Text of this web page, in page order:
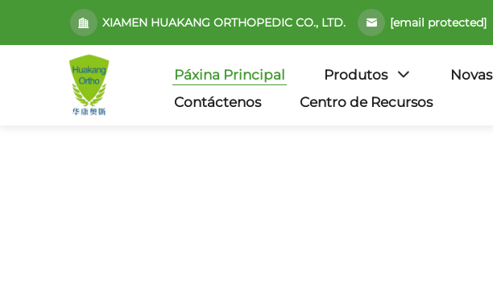
XIAMEN HUAKANG ORTHOPEDIC CO., LTD. [email protected]
Páxina Principal Produtos Novas
Contáctenos
Centro de Recursos